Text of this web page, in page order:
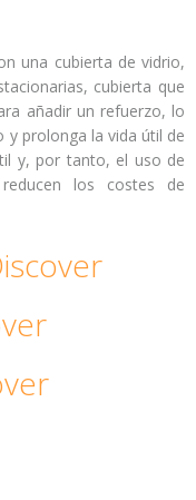
una cubierta de vidrio,
cubierta que
añadir un refuerzo, lo
y prolonga la vida útil de
y, por tanto, el uso de
los costes de